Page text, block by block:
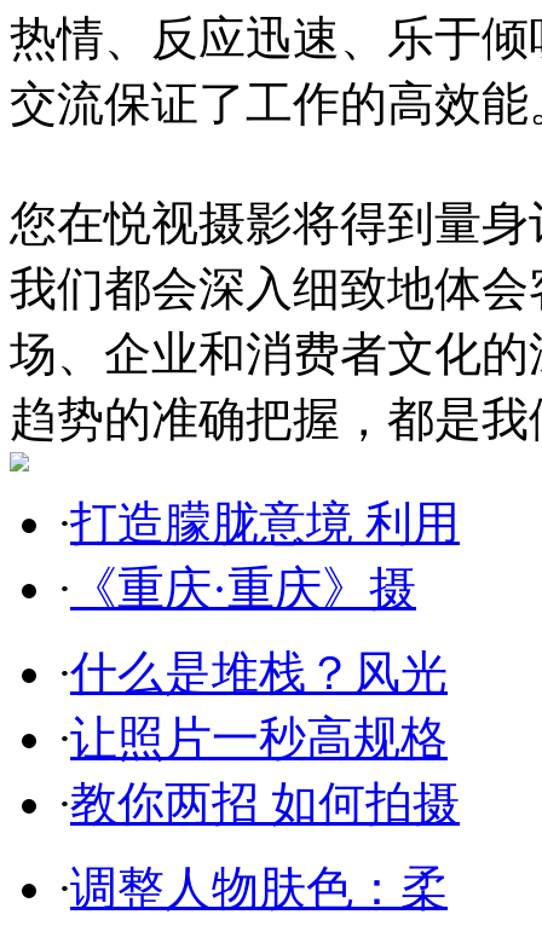
热情、反应迅速、乐于
交流保证了工作的高效能
您在悦视摄影将得到量
我们都会深入细致地体
场、企业和消费者文化
趋势的准确把握，都是
·打造朦胧意境 利用
· 《重庆·重庆》摄
·什么是堆栈？风光
·让照片一秒高规格
·教你两招 如何拍摄
·调整人物肤色：柔